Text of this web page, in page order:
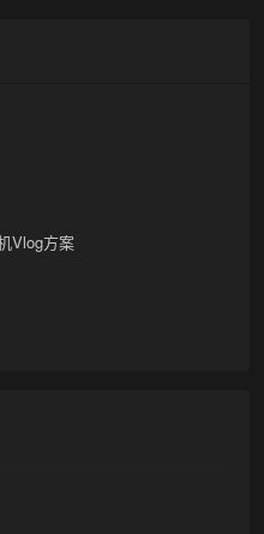
Vlog方案